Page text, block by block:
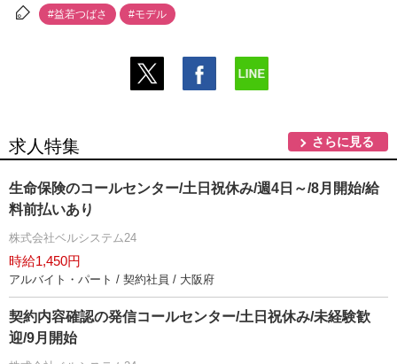
#益若つばさ #モデル
求人特集 さらに見る
生命保険のコールセンター/土日祝休み/週4日～/8月開始/給
料前払いあり
株式会社ベルシステム24
時給1,450円
アルバイト・パート / 契約社員 / 大阪府
契約内容確認の発信コールセンター/土日祝休み/未経験歓
迎/9月開始